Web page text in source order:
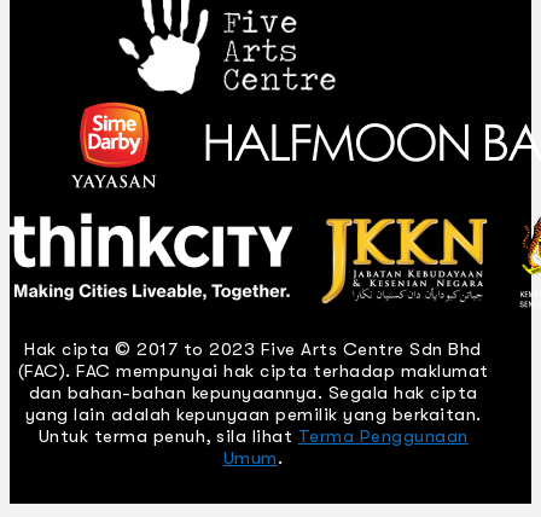
Hak cipta © 2017 to 2023 Five Arts Centre Sdn Bhd
(FAC). FAC mempunyai hak cipta terhadap maklumat
dan bahan-bahan kepunyaannya. Segala hak cipta
yang lain adalah kepunyaan pemilik yang berkaitan.
Untuk terma penuh, sila lihat Terma Penggunaan
Umum.